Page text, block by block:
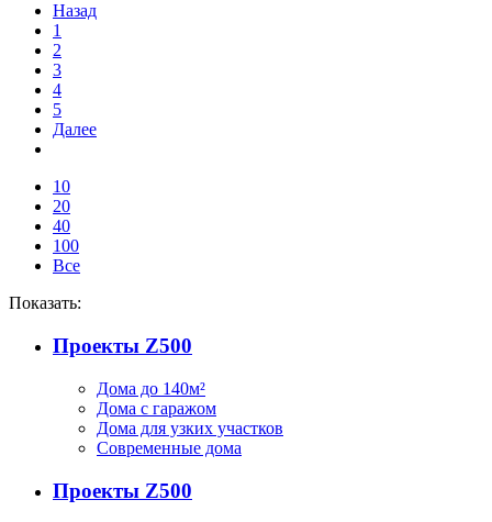
Назад
1
2
3
4
5
Далее
10
20
40
100
Все
Показать:
Проекты Z500
Дома до 140м²
Дома с гаражом
Дома для узких участков
Современные дома
Проекты Z500